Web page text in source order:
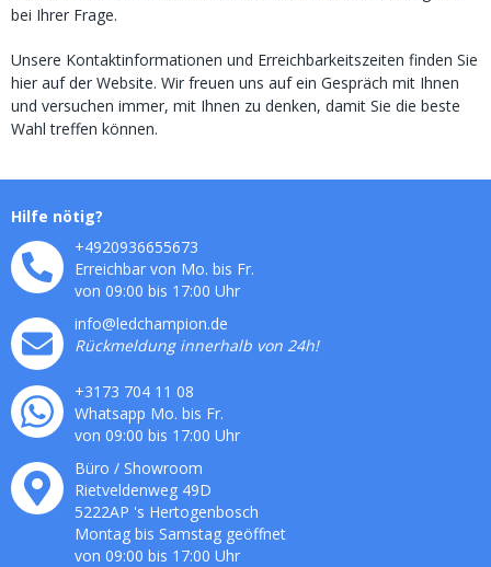
bei Ihrer Frage.
Unsere Kontaktinformationen und Erreichbarkeitszeiten finden Sie
hier auf der Website. Wir freuen uns auf ein Gespräch mit Ihnen
und versuchen immer, mit Ihnen zu denken, damit Sie die beste
Wahl treffen können.
Hilfe nötig?
+4920936655673
Erreichbar von Mo. bis Fr.
von 09:00 bis 17:00 Uhr
info@ledchampion.de
Rückmeldung innerhalb von 24h!
+3173 704 11 08
Whatsapp Mo. bis Fr.
von 09:00 bis 17:00 Uhr
Büro / Showroom
Rietveldenweg 49D
5222AP 's Hertogenbosch
Montag bis Samstag geöffnet
von 09:00 bis 17:00 Uhr